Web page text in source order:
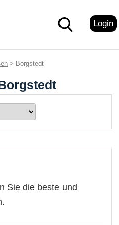
Login
> Borgstedt
Sie die beste und